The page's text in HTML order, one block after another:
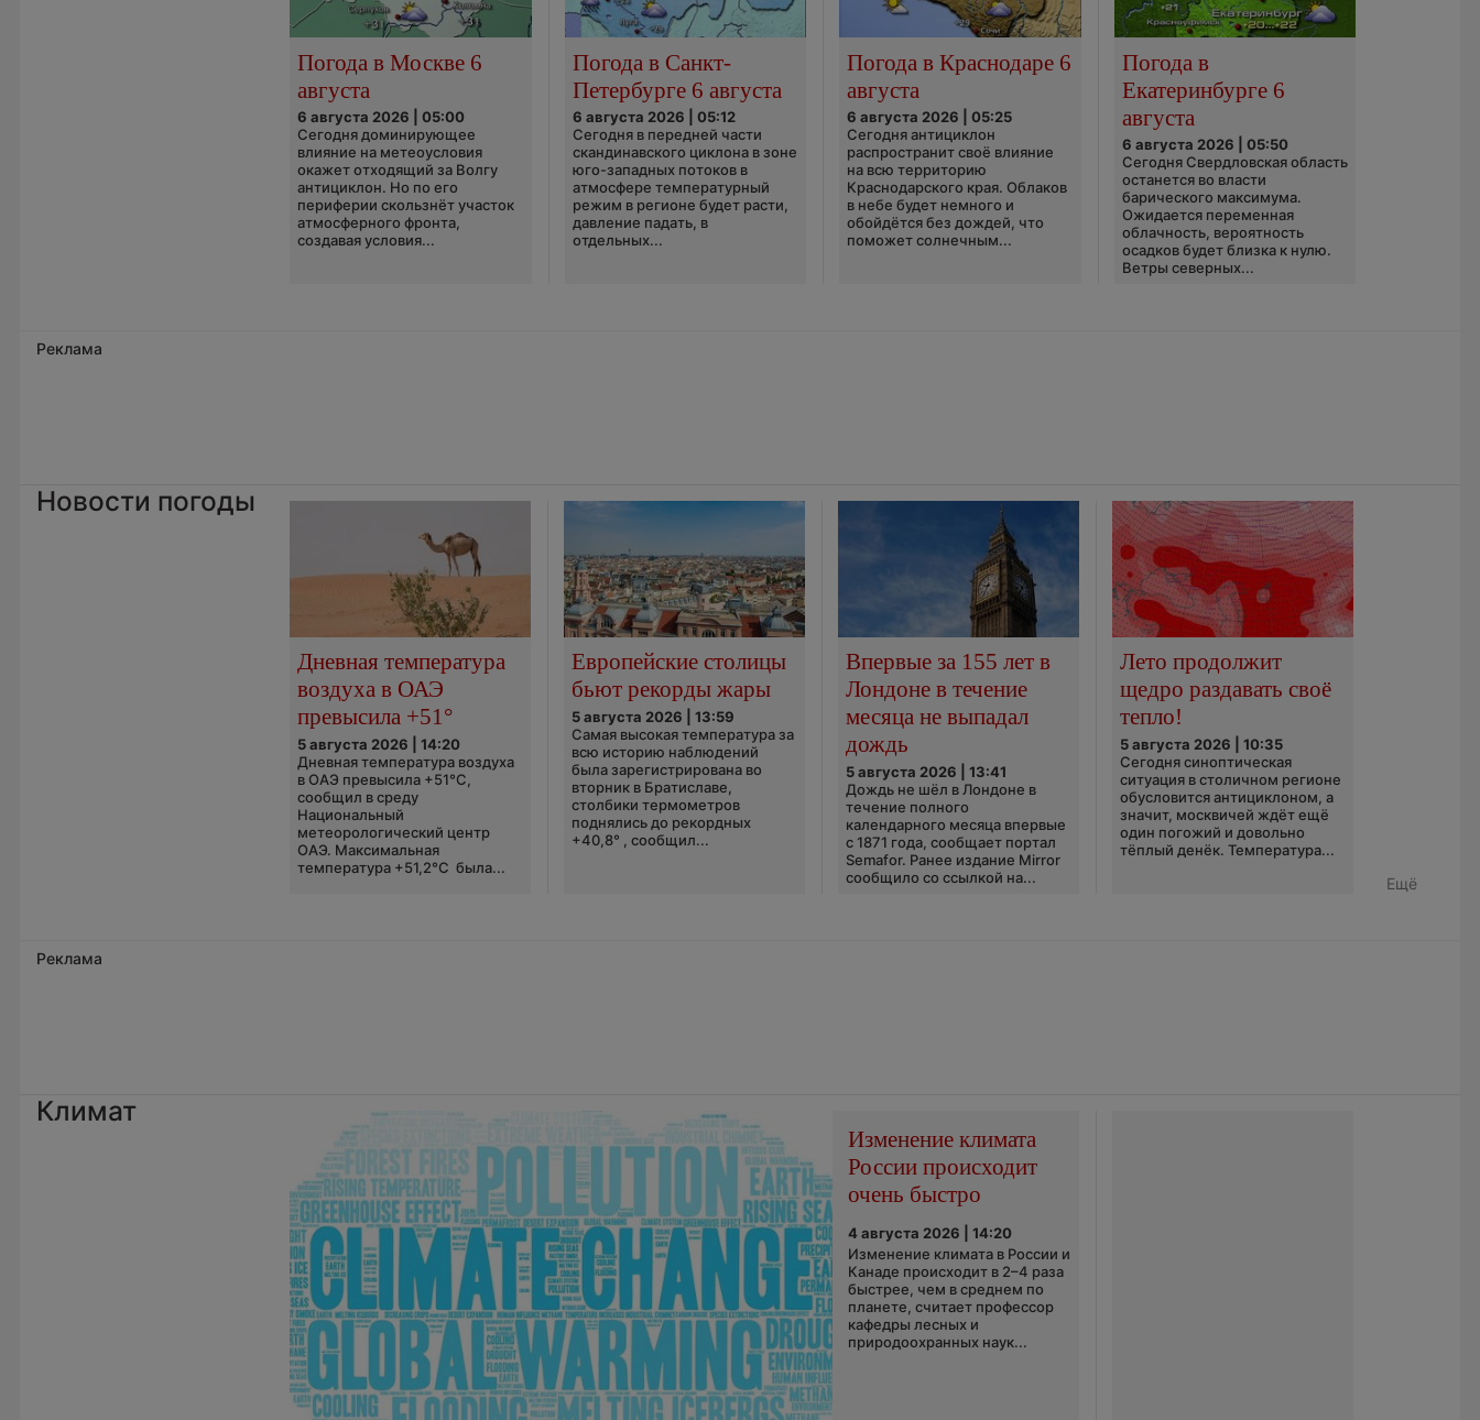
Погода в Москве 6
августа
6 августа 2026 | 05:00
Сегодня доминирующее
влияние на метеоусловия
окажет отходящий за Волгу
антициклон. Но по его
периферии скользнёт участок
атмосферного фронта,
создавая условия...
Погода в Санкт-
Петербурге 6 августа
6 августа 2026 | 05:12
Сегодня в передней части
скандинавского циклона в зоне
юго-западных потоков в
атмосфере температурный
режим в регионе будет расти,
давление падать, в
отдельных...
Погода в Краснодаре 6
августа
6 августа 2026 | 05:25
Сегодня антициклон
распространит своё влияние
на всю территорию
Краснодарского края. Облаков
в небе будет немного и
обойдётся без дождей, что
поможет солнечным...
Погода в
Екатеринбурге 6
августа
6 августа 2026 | 05:50
Сегодня Свердловская область
останется во власти
барического максимума.
Ожидается переменная
облачность, вероятность
осадков будет близка к нулю.
Ветры северных...
Реклама
Новости погоды
Дневная температура
воздуха в ОАЭ
превысила +51°
5 августа 2026 | 14:20
Дневная температура воздуха
в ОАЭ превысила +51°C,
сообщил в среду
Национальный
метеорологический центр
ОАЭ. Максимальная
температура +51,2°C была...
Европейские столицы
бьют рекорды жары
5 августа 2026 | 13:59
Самая высокая температура за
всю историю наблюдений
была зарегистрирована во
вторник в Братиславе,
столбики термометров
поднялись до рекордных
+40,8° , сообщил...
Впервые за 155 лет в
Лондоне в течение
месяца не выпадал
дождь
5 августа 2026 | 13:41
Дождь не шёл в Лондоне в
течение полного
календарного месяца впервые
с 1871 года, сообщает портал
Semafor. Ранее издание Mirror
сообщило со ссылкой на...
Лето продолжит
щедро раздавать своё
тепло!
5 августа 2026 | 10:35
Сегодня синоптическая
ситуация в столичном регионе
обусловится антициклоном, а
значит, москвичей ждёт ещё
один погожий и довольно
тёплый денёк. Температура...
Ещё
Реклама
Климат
Изменение климата
России происходит
очень быстро
4 августа 2026 | 14:20
Изменение климата в России и
Канаде происходит в 2–4 раза
быстрее, чем в среднем по
планете, считает профессор
кафедры лесных и
природоохранных наук...